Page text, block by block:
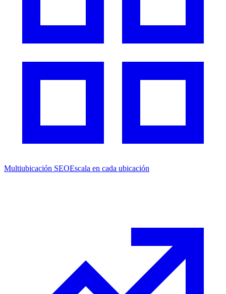
Multiubicación SEOEscala en cada ubicación